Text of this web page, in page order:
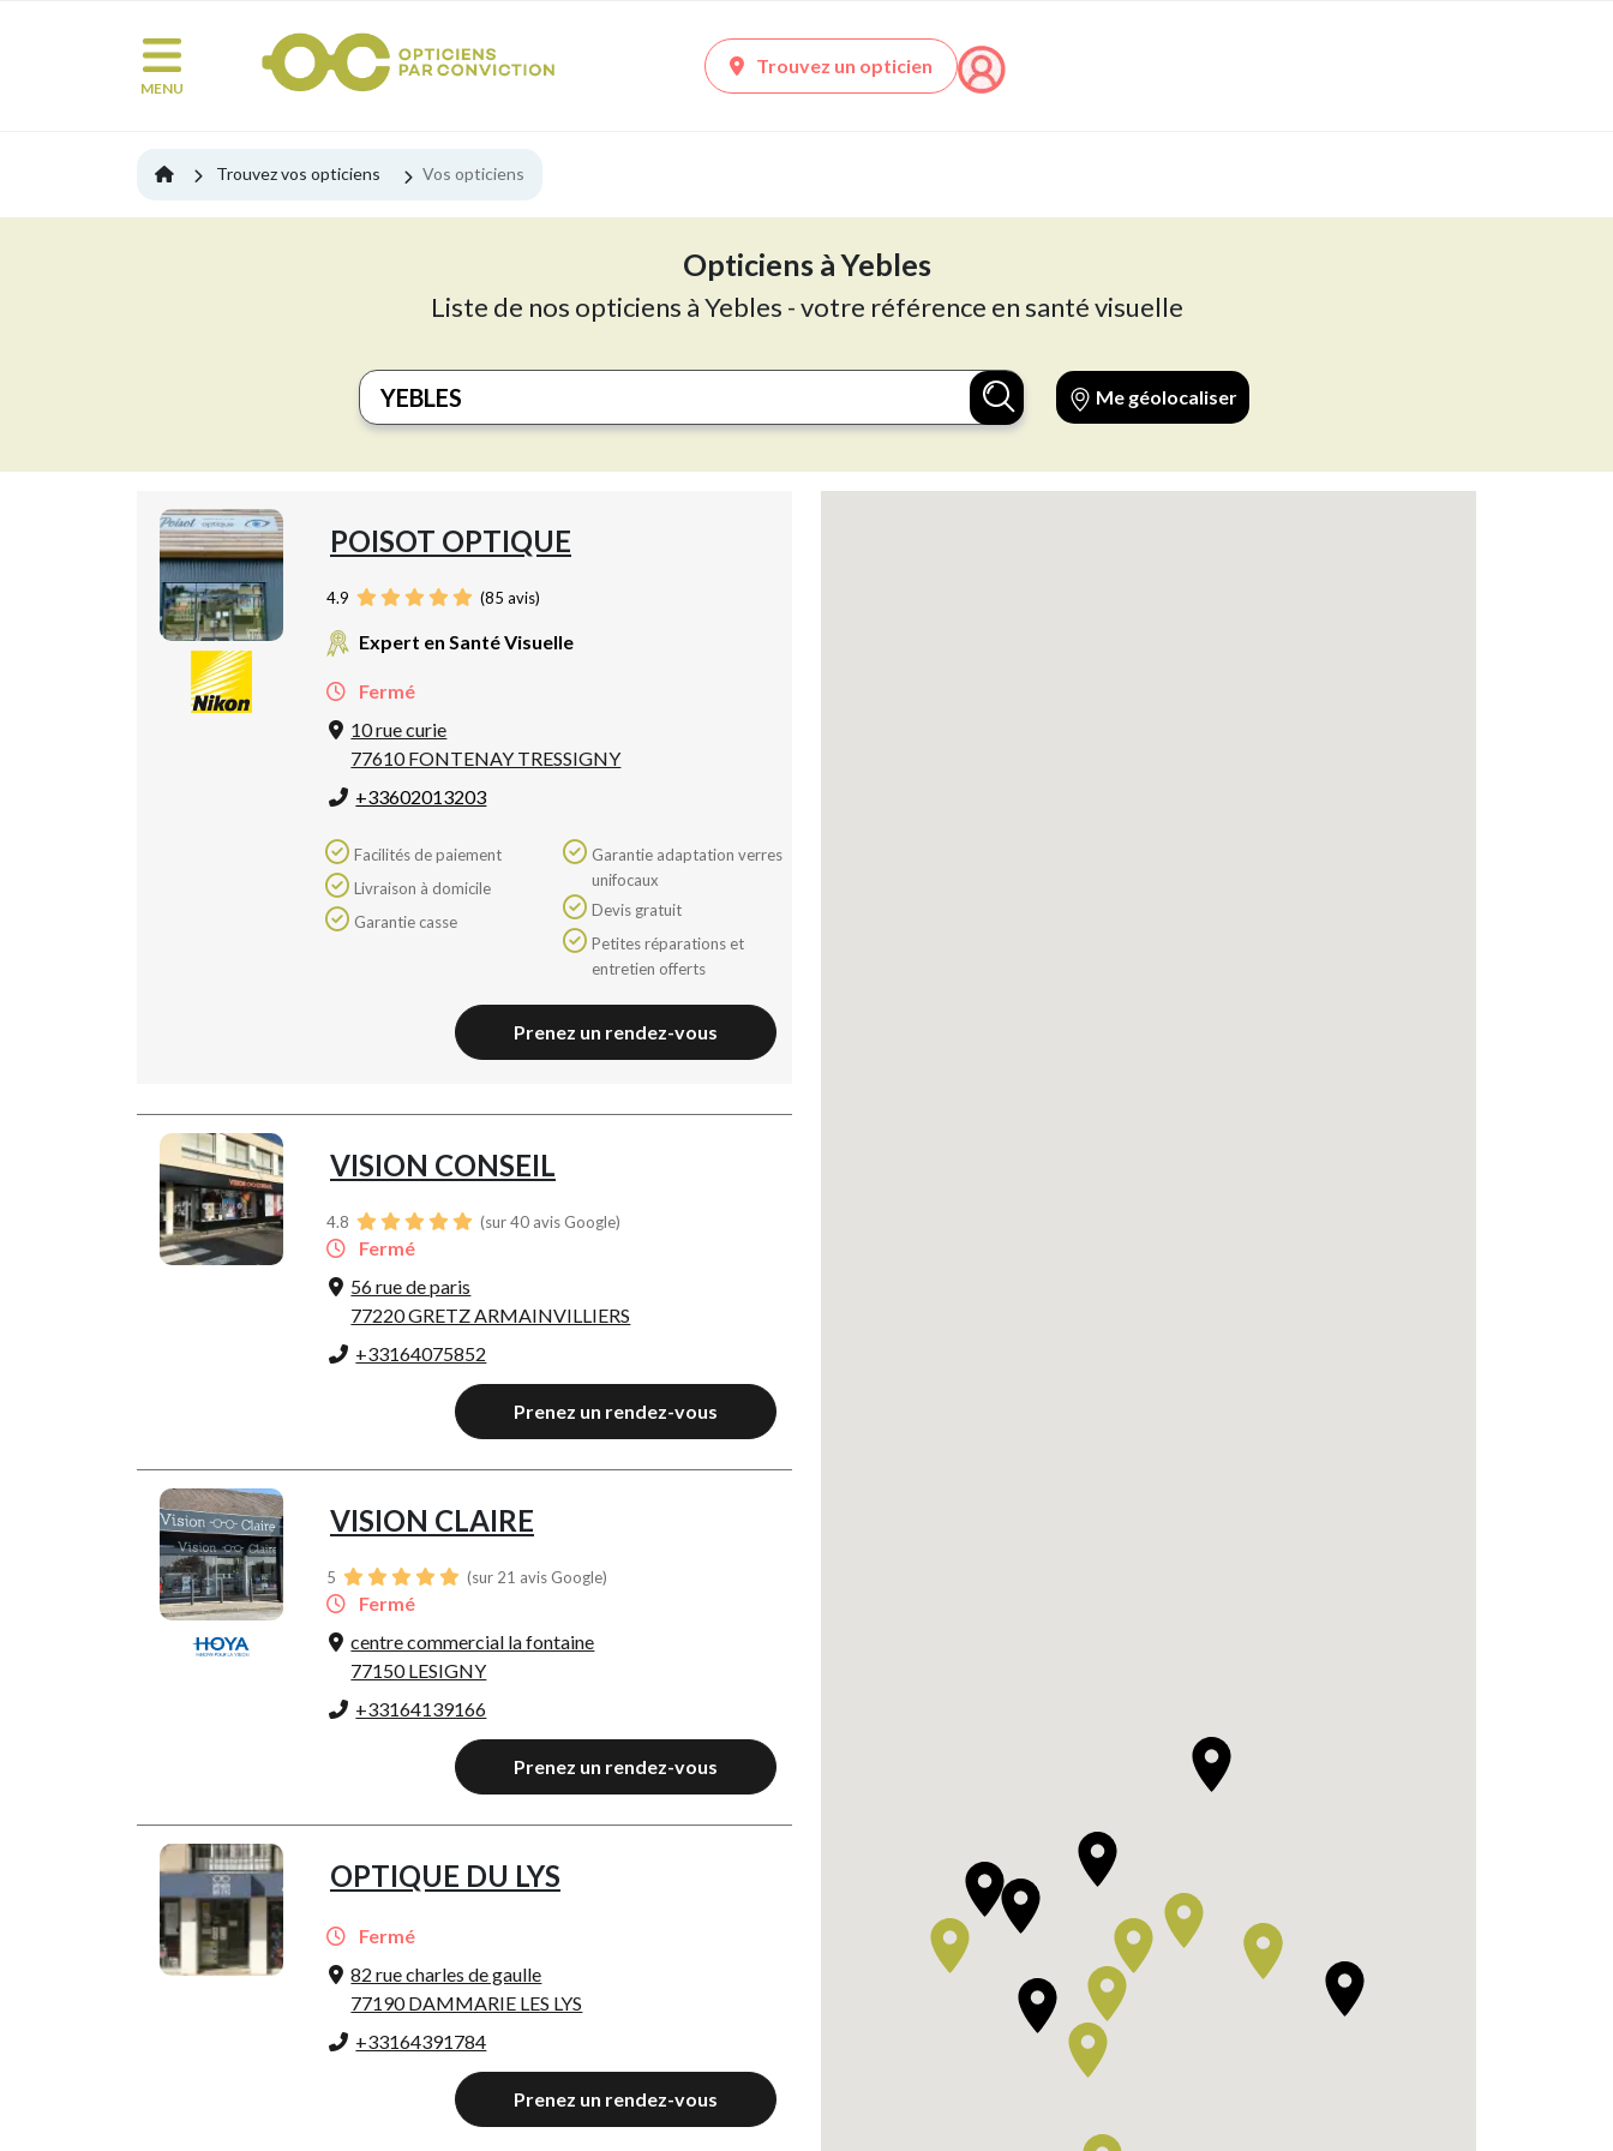
MENU
Trouvez un opticien
Trouvez vos opticiens Vos opticiens
Opticiens à Yebles
Liste de nos opticiens à Yebles - votre référence en santé visuelle
Me géolocaliser
POISOT OPTIQUE
4.9 (85 avis)
Expert en Santé Visuelle
Fermé
10 rue curie
77610 FONTENAY TRESSIGNY
+33602013203
Facilités de paiement
Livraison à domicile
Garantie casse
unifocaux
Devis gratuit
entretien offerts
Prenez un rendez-vous
VISION CONSEIL
4.8 (sur 40 avis Google)
Fermé
56 rue de paris
77220 GRETZ ARMAINVILLIERS
+33164075852
Prenez un rendez-vous
VISION CLAIRE
5 (sur 21 avis Google)
Fermé
centre commercial la fontaine
77150 LESIGNY
+33164139166
Prenez un rendez-vous
OPTIQUE DU LYS
Fermé
82 rue charles de gaulle
77190 DAMMARIE LES LYS
+33164391784
Prenez un rendez-vous